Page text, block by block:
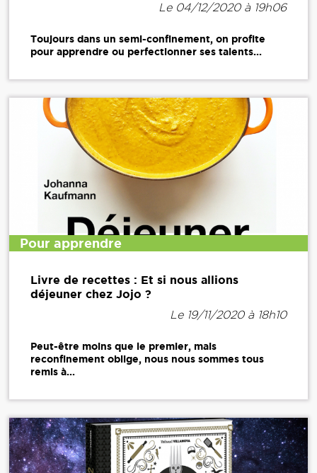
Le 04/12/2020 à 19h06
Toujours dans un semi-confinement, on profite
pour apprendre ou perfectionner ses talents...
Pour apprendre
Livre de recettes : Et si nous allions
déjeuner chez Jojo ?
Le 19/11/2020 à 18h10
Peut-être moins que le premier, mais
reconfinement oblige, nous nous sommes tous
remis à...